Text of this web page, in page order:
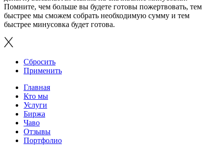
Помните, чем больше вы будете готовы пожертвовать, тем
быстрее мы сможем собрать необходимую сумму и тем
быстрее минусовка будет готова.
Сбросить
Применить
Главная
Кто мы
Услуги
Биржа
Чаво
Отзывы
Портфолио